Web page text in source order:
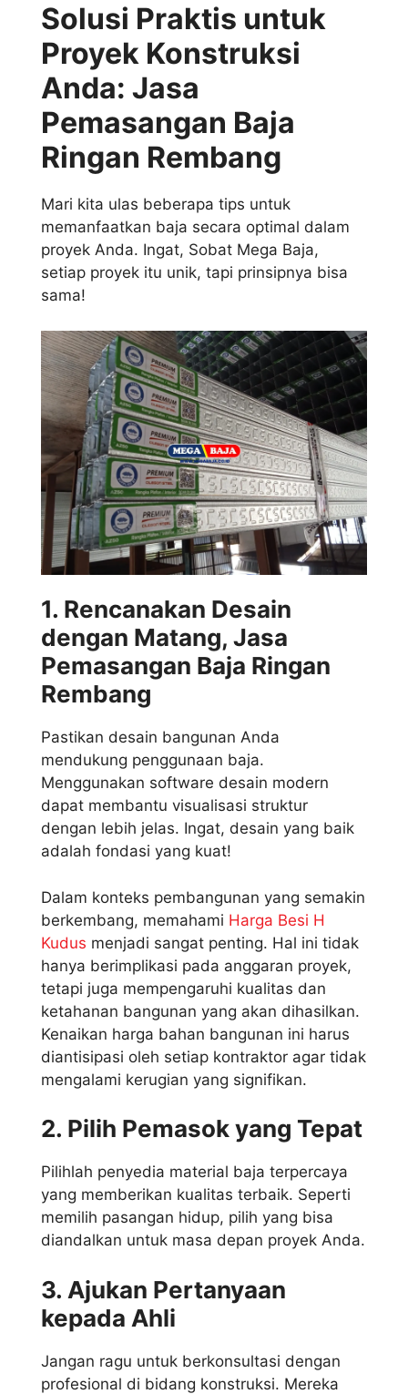
Solusi Praktis untuk
Proyek Konstruksi
Anda: Jasa
Pemasangan Baja
Ringan Rembang
Mari kita ulas beberapa tips untuk
memanfaatkan baja secara optimal dalam
proyek Anda. Ingat, Sobat Mega Baja,
setiap proyek itu unik, tapi prinsipnya bisa
sama!
1. Rencanakan Desain
dengan Matang, Jasa
Pemasangan Baja Ringan
Rembang
Pastikan desain bangunan Anda
mendukung penggunaan baja.
Menggunakan software desain modern
dapat membantu visualisasi struktur
dengan lebih jelas. Ingat, desain yang baik
adalah fondasi yang kuat!
Dalam konteks pembangunan yang semakin
berkembang, memahami Harga Besi H
Kudus menjadi sangat penting. Hal ini tidak
hanya berimplikasi pada anggaran proyek,
tetapi juga mempengaruhi kualitas dan
ketahanan bangunan yang akan dihasilkan.
Kenaikan harga bahan bangunan ini harus
diantisipasi oleh setiap kontraktor agar tidak
mengalami kerugian yang signifikan.
2. Pilih Pemasok yang Tepat
Pilihlah penyedia material baja terpercaya
yang memberikan kualitas terbaik. Seperti
memilih pasangan hidup, pilih yang bisa
diandalkan untuk masa depan proyek Anda.
3. Ajukan Pertanyaan
kepada Ahli
Jangan ragu untuk berkonsultasi dengan
profesional di bidang konstruksi. Mereka